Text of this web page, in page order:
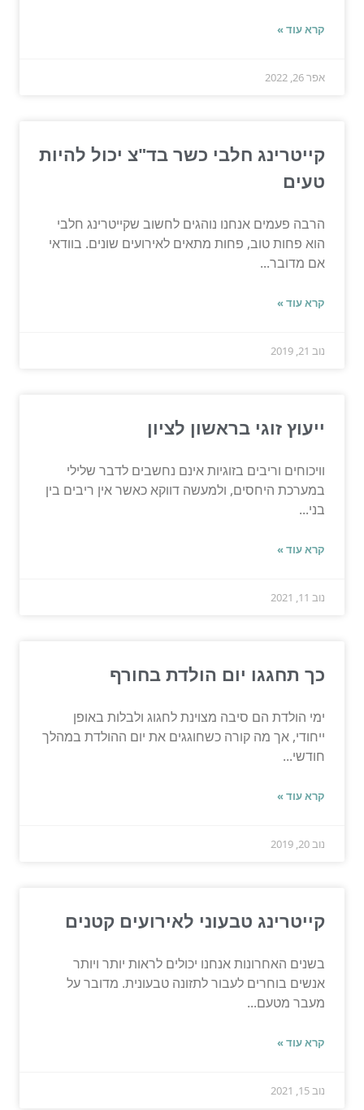
קרא עוד »
אפר 26, 2022
קייטרינג חלבי כשר בד"צ יכול להיות
טעים
הרבה פעמים אנחנו נוהגים לחשוב שקייטרינג חלבי
הוא פחות טוב, פחות מתאים לאירועים שונים. בוודאי
אם מדובר...
קרא עוד »
נוב 21, 2019
ייעוץ זוגי בראשון לציון
וויכוחים וריבים בזוגיות אינם נחשבים לדבר שלילי
במערכת היחסים, ולמעשה דווקא כאשר אין ריבים בין
בני...
קרא עוד »
נוב 11, 2021
כך תחגגו יום הולדת בחורף
ימי הולדת הם סיבה מצוינת לחגוג ולבלות באופן
ייחודי, אך מה קורה כשחוגגים את יום ההולדת במהלך
חודשי...
קרא עוד »
נוב 20, 2019
קייטרינג טבעוני לאירועים קטנים
בשנים האחרונות אנחנו יכולים לראות יותר ויותר
אנשים בוחרים לעבור לתזונה טבעונית. מדובר על
מעבר מטעם...
קרא עוד »
נוב 15, 2021